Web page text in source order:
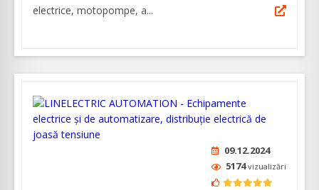
electrice, motopompe, a...
09.12.2024
5174vizualizări